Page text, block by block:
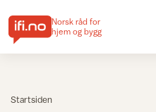
Norsk råd for
hjem og bygg
Startsiden